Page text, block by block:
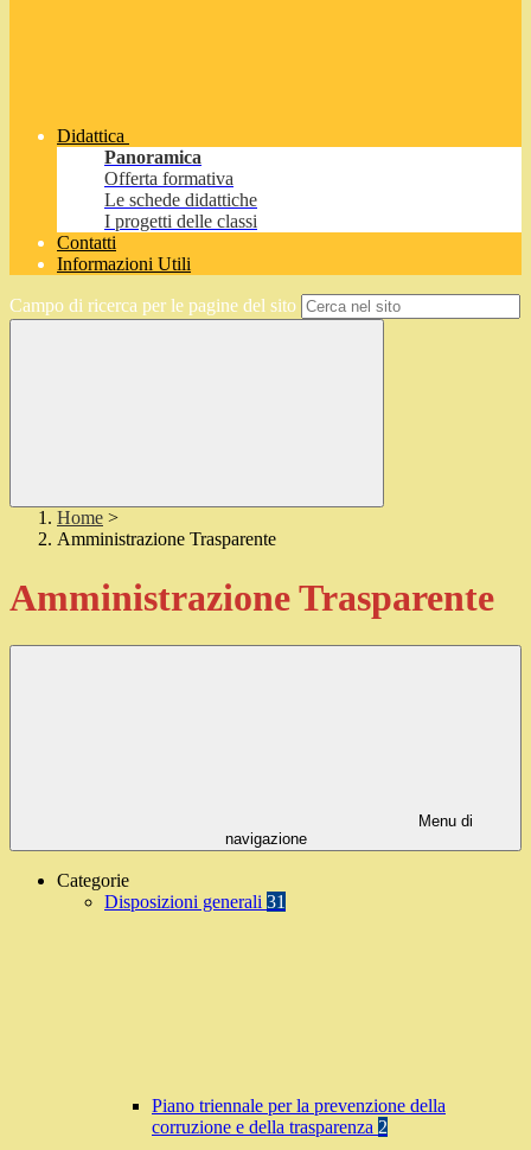
Didattica
Panoramica
Offerta formativa
Le schede didattiche
I progetti delle classi
Contatti
Informazioni Utili
Campo di ricerca per le pagine del sito
Home >
Amministrazione Trasparente
Amministrazione Trasparente
Menu di
navigazione
Categorie
Disposizioni generali 31
Piano triennale per la prevenzione della
corruzione e della trasparenza 2